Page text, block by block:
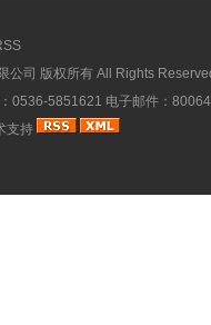
公司 版权所有 All Rights
0536-5851621 电子邮件：
支持